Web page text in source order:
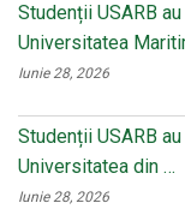
Studenții USARB
Universitatea
Iunie 28, 2026
Studenții USARB
Universitatea din …
Iunie 28, 2026